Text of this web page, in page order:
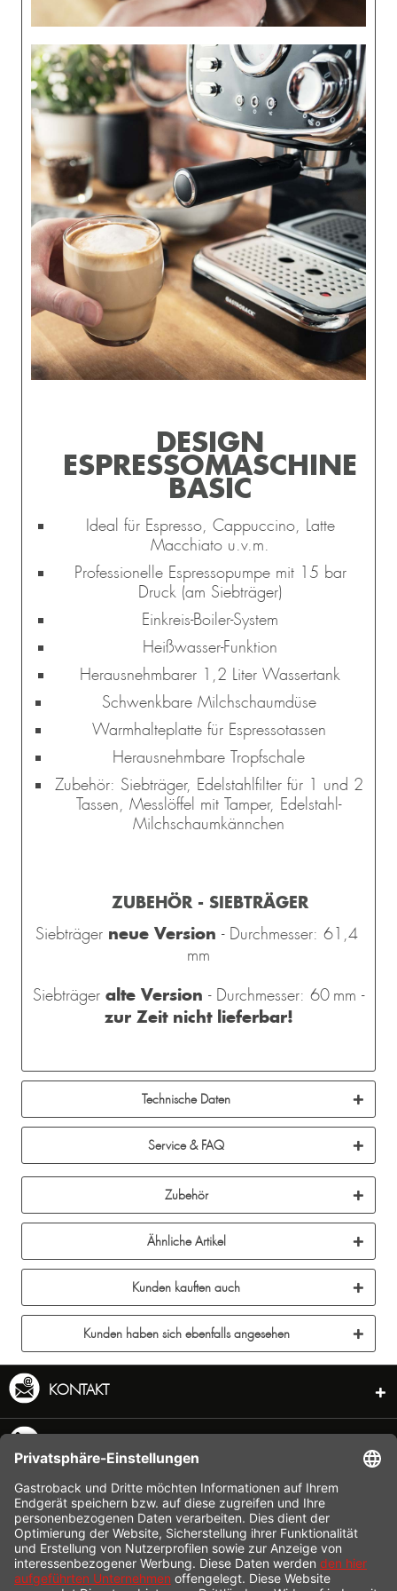
DESIGN
ESPRESSOMASCHINE
BASIC
Ideal für Espresso, Cappuccino, Latte
Macchiato u.v.m.
Professionelle Espressopumpe mit 15 bar
Druck (am Siebträger)
Einkreis-Boiler-System
Heißwasser-Funktion
Herausnehmbarer 1,2 Liter Wassertank
Schwenkbare Milchschaumdüse
Warmhalteplatte für Espressotassen
Herausnehmbare Tropfschale
Zubehör: Siebträger, Edelstahlfilter für 1 und 2
Tassen, Messlöffel mit Tamper, Edelstahl-
Milchschaumkännchen
ZUBEHÖR - SIEBTRÄGER
Siebträger neue Version - Durchmesser: 61,4
mm
Siebträger alte Version - Durchmesser: 60 mm -
zur Zeit nicht lieferbar!
Technische Daten
Service & FAQ
Zubehör
Ähnliche Artikel
Kunden kauften auch
Kunden haben sich ebenfalls angesehen
KONTAKT
INFORMATION
SHOP SERVICE